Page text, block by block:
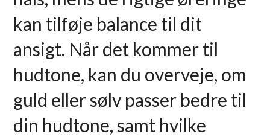
kan tilføje balance til dit
ansigt. Når det kommer til
hudtone, kan du overveje, om
guld eller sølv passer bedre til
din hudtone, samt hvilke